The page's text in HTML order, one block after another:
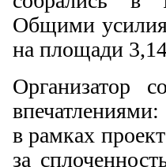
Общими
на площади
Организатор
в рамках
за